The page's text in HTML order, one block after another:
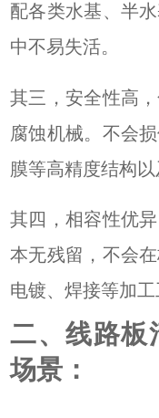
配各类水基、半
中不易失活。
其三，安全性高
腐蚀机械。不会
膜等高精度结构以
其四，相容性优
本无残留，不会
电镀、焊接等加工
二、线路板
场景：